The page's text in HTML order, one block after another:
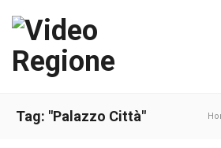
Tag: "Palazzo Città"